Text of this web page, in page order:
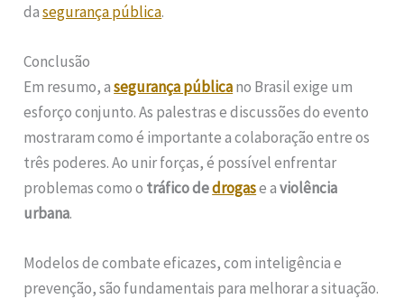
dasegurança pública.
Conclusão
Em resumo, asegurança públicano Brasil exige um
esforço conjunto. As palestras e discussões do evento
mostraram como é importante a colaboração entre os
três poderes. Ao unir forças, é possível enfrentar
problemas como o tráfico dedrogase aviolência
urbana.
Modelos de combate eficazes, com inteligência e
prevenção, são fundamentais para melhorar a situação.